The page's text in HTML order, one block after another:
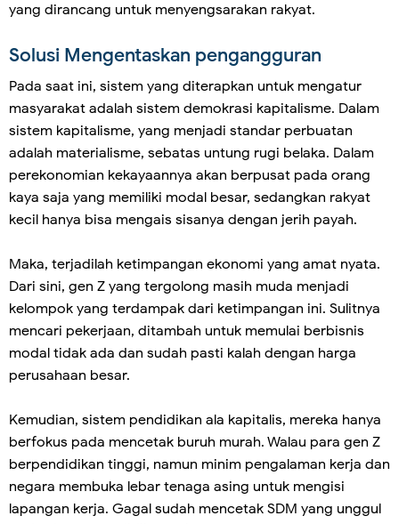
yang dirancang untuk menyengsarakan rakyat.
Solusi Mengentaskan pengangguran
Pada saat ini, sistem yang diterapkan untuk mengatur
masyarakat adalah sistem demokrasi kapitalisme. Dalam
sistem kapitalisme, yang menjadi standar perbuatan
adalah materialisme, sebatas untung rugi belaka. Dalam
perekonomian kekayaannya akan berpusat pada orang
kaya saja yang memiliki modal besar, sedangkan rakyat
kecil hanya bisa mengais sisanya dengan jerih payah.
Maka, terjadilah ketimpangan ekonomi yang amat nyata.
Dari sini, gen Z yang tergolong masih muda menjadi
kelompok yang terdampak dari ketimpangan ini. Sulitnya
mencari pekerjaan, ditambah untuk memulai berbisnis
modal tidak ada dan sudah pasti kalah dengan harga
perusahaan besar.
Kemudian, sistem pendidikan ala kapitalis, mereka hanya
berfokus pada mencetak buruh murah. Walau para gen Z
berpendidikan tinggi, namun minim pengalaman kerja dan
negara membuka lebar tenaga asing untuk mengisi
lapangan kerja. Gagal sudah mencetak SDM yang unggul